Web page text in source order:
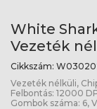
White
Vezeték
Cikkszám:
Vezeték nélküli,
Felbontás: 12000
Gombok száma: 6,